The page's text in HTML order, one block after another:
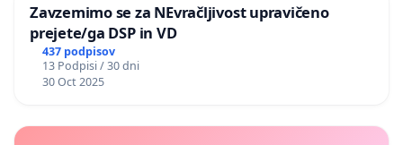
Zavzemimo se za NEvračljivost upravičeno
prejete/ga DSP in VD
437 podpisov
13 Podpisi / 30 dni
30 Oct 2025